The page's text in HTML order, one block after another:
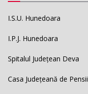
I.S.U. Hunedoara
I.P.J. Hunedoara
Spitalul Județean Deva
Casa Județeană de Pensii